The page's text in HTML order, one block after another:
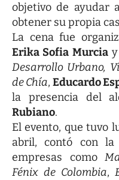
objetivo de ayudar
obtener su propia
La cena fue
Erika Sofia Murciay
Desarrollo Urbano,
de Chía,Educardo
la presencia del
Rubiano.
El evento, que tuvo
abril, contó con la
empresas como
Fénix de Colombia,